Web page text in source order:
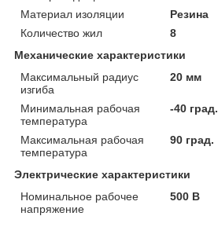
Материал изоляции
Резина
Количество жил
8
Механические характеристики
Максимальный радиус
изгиба
20 мм
Минимальная рабочая
температура
-40 град.
Максимальная рабочая
температура
90 град.
Электрические характеристики
Номинальное рабочее
напряжение
500 В